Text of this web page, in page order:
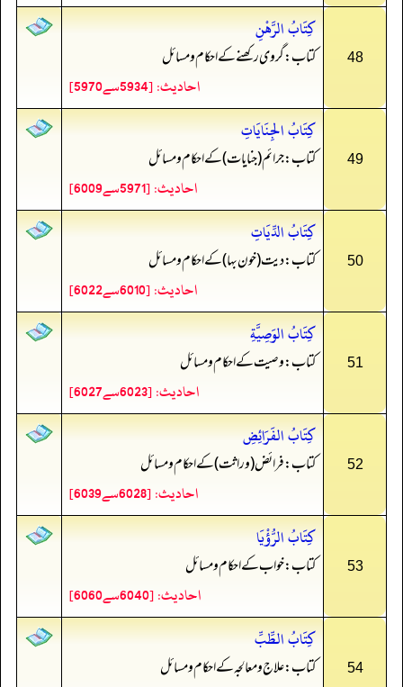
48
كِتَابُ الرَّهْنِ
کتاب: گروی رکھنے کے احکام و مسائل
احادیث: [5934سے5970]
49
كِتَابُ الجِنَايَاتِ
کتاب: جرائم (جنايات) کے احکام و مسائل
احادیث: [5971سے6009]
50
كِتَابُ الدِّيَاتِ
کتاب: دیت (خون بہا) کے احکام و مسائل
احادیث: [6010سے6022]
51
كِتَابُ الوَصِيَّةِ
کتاب: وصیت کے احکام و مسائل
احادیث: [6023سے6027]
52
كِتَابُ الفَرَائِضِ
کتاب: فرائض (وراثت) کے احکام و مسائل
احادیث: [6028سے6039]
53
كِتَابُ الرُّؤْيَا
کتاب: خواب کے احکام و مسائل
احادیث: [6040سے6060]
54
كِتَابُ الطِّبِّ
کتاب: علاج و معالجہ کے احکام و مسائل